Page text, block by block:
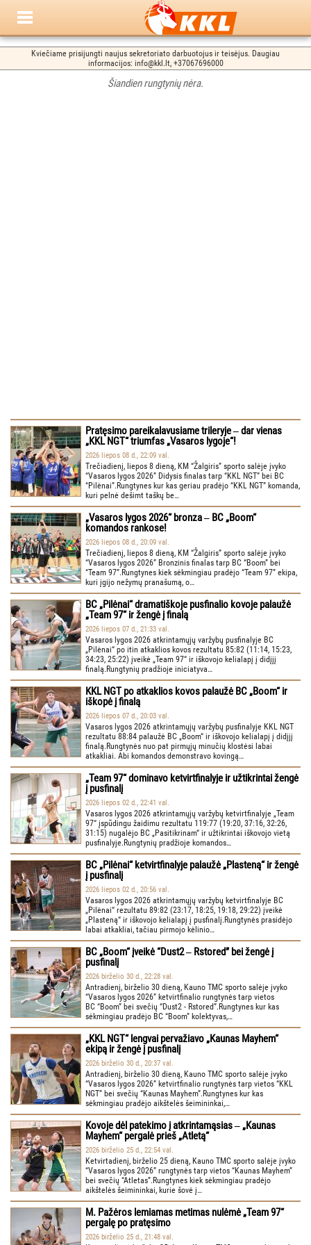
Kviečiame prisijungti naujus sekretoriato darbuotojus ir teisėjus. Daugiau
informacijos: info@kkl.lt, +37067696000
Šiandien rungtynių nėra.
Pratęsimo pareikalavusiame trileryje ‒ dar vienas
„KKL NGT“ triumfas „Vasaros lygoje“!
2026 liepos 08 d., 22:09 val.
Trečiadienį, liepos 8 dieną, KM “Žalgiris” sporto salėje įvyko
“Vasaros lygos 2026” Didysis finalas tarp “KKL NGT” bei BC
“Pilėnai”.Rungtynes kur kas geriau pradėjo “KKL NGT” komanda,
kuri pelnė dešimt taškų be…
„Vasaros lygos 2026“ bronza ‒ BC „Boom“
komandos rankose!
2026 liepos 08 d., 20:09 val.
Trečiadienį, liepos 8 dieną, KM “Žalgiris” sporto salėje įvyko
“Vasaros lygos 2026” Bronzinis finalas tarp BC “Boom” bei
“Team 97”.Rungtynes kiek sėkmingiau pradėjo “Team 97” ekipa,
kuri įgijo nežymų pranašumą, o…
BC „Pilėnai“ dramatiškoje pusfinalio kovoje palaužė
„Team 97“ ir žengė į finalą
2026 liepos 07 d., 21:33 val.
Vasaros lygos 2026 atkrintamųjų varžybų pusfinalyje BC
„Pilėnai“ po itin atkaklios kovos rezultatu 85:82 (11:14, 15:23,
34:23, 25:22) įveikė „Team 97“ ir iškovojo kelialapį į didįjį
finalą.Rungtynių pradžioje iniciatyva…
KKL NGT po atkaklios kovos palaužė BC „Boom“ ir
iškopė į finalą
2026 liepos 07 d., 20:03 val.
Vasaros lygos 2026 atkrintamųjų varžybų pusfinalyje KKL NGT
rezultatu 88:84 palaužė BC „Boom“ ir iškovojo kelialapį į didįjį
finalą.Rungtynės nuo pat pirmųjų minučių klostėsi labai
atkakliai. Abi komandos demonstravo kovingą…
„Team 97“ dominavo ketvirtfinalyje ir užtikrintai žengė
į pusfinalį
2026 liepos 02 d., 22:41 val.
Vasaros lygos 2026 atkrintamųjų varžybų ketvirtfinalyje „Team
97“ įspūdingu žaidimu rezultatu 119:77 (19:20, 37:16, 32:26,
31:15) nugalėjo BC „Pasitikrinam“ ir užtikrintai iškovojo vietą
pusfinalyje.Rungtynių pradžioje komandos…
BC „Pilėnai“ ketvirtfinalyje palaužė „Plasteną“ ir žengė
į pusfinalį
2026 liepos 02 d., 20:56 val.
Vasaros lygos 2026 atkrintamųjų varžybų ketvirtfinalyje BC
„Pilėnai“ rezultatu 89:82 (23:17, 18:25, 19:18, 29:22) įveikė
„Plasteną“ ir iškovojo kelialapį į pusfinalį.Rungtynės prasidėjo
labai atkakliai, tačiau pirmojo kėlinio…
BC „Boom“ įveikė “Dust2 ‒ Rstored” bei žengė į
pusfinalį
2026 birželio 30 d., 22:28 val.
Antradienį, birželio 30 dieną, Kauno TMC sporto salėje įvyko
“Vasaros lygos 2026” ketvirtfinalio rungtynės tarp vietos
BC “Boom” bei svečių “Dust2 - Rstored”.Rungtynes kur kas
sėkmingiau pradėjo BC “Boom” kolektyvas,…
„KKL NGT“ lengvai pervažiavo „Kaunas Mayhem“
ekipą ir žengė į pusfinalį
2026 birželio 30 d., 20:37 val.
Antradienį, birželio 30 dieną, Kauno TMC sporto salėje įvyko
“Vasaros lygos 2026” ketvirtfinalio rungtynės tarp vietos “KKL
NGT” bei svečių “Kaunas Mayhem”.Rungtynes kur kas
sėkmingiau pradėjo aikštelės šeimininkai,…
Kovoje dėl patekimo į atkrintamąsias ‒ „Kaunas
Mayhem“ pergalė prieš „Atletą“
2026 birželio 25 d., 22:54 val.
Ketvirtadienį, birželio 25 dieną, Kauno TMC sporto salėje įvyko
“Vasaros lygos 2026” rungtynės tarp vietos “Kaunas Mayhem”
bei svečių “Atletas”.Rungtynes kiek sėkmingiau pradėjo
aikštelės šeimininkai, kurie šovė į…
M. Pažėros lemiamas metimas nulėmė „Team 97“
pergalę po pratęsimo
2026 birželio 25 d., 21:48 val.